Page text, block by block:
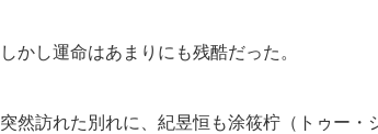
しかし運命はあまりにも残酷だった。
突然訪れた別れに、紀昱恒も涂筱柠（トゥー